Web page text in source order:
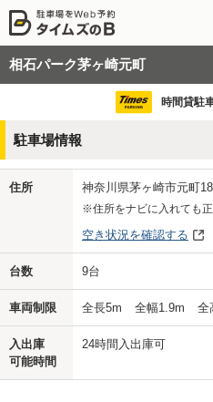
相石パーク茅ヶ崎元町
時間貸駐
駐車場情報
住所 神奈川県茅ヶ崎市元町18
※住所をナビに入れても正
空き状況を確認する
台数 9台
車両制限 全長5m 全幅1.9m 全
入出庫
可能時間
24時間入出庫可